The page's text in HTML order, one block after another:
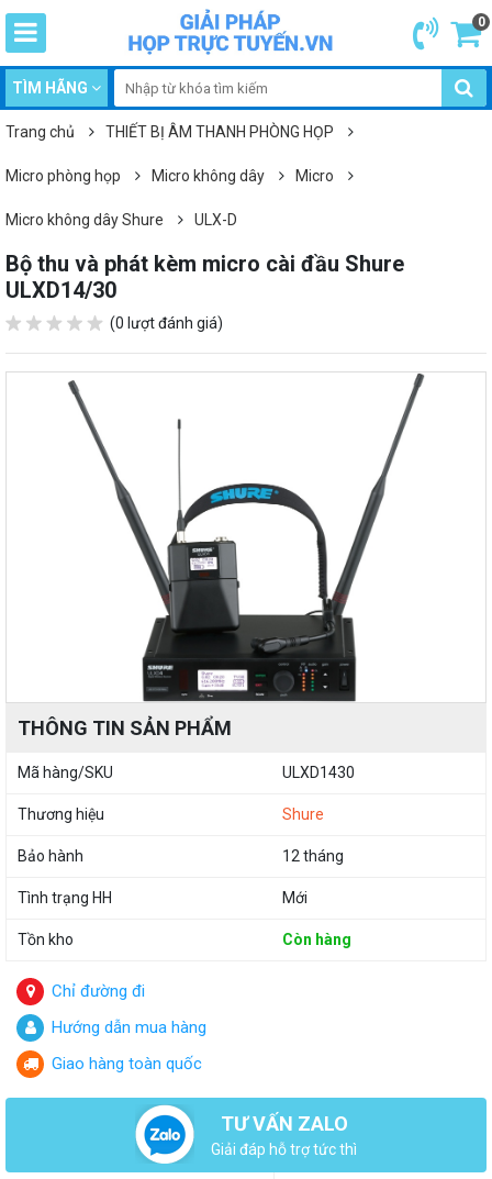
0
TÌM HÃNG
Trang chủ THIẾT BỊ ÂM THANH PHÒNG HỌP
Micro phòng họp Micro không dây Micro
Micro không dây Shure ULX-D
Bộ thu và phát kèm micro cài đầu Shure
ULXD14/30
(0 lượt đánh giá)
THÔNG TIN SẢN PHẨM
Mã hàng/SKU ULXD1430
Thương hiệu Shure
Bảo hành 12 tháng
Tình trạng HH Mới
Tồn kho Còn hàng
Chỉ đường đi
Hướng dẫn mua hàng
Giao hàng toàn quốc
TƯ VẤN ZALO
Giải đáp hỗ trợ tức thì